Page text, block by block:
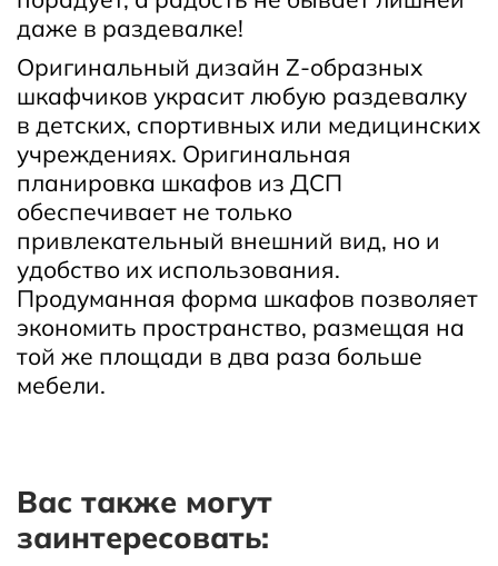
даже в раздевалке!
Оригинальный дизайн Z-образных
шкафчиков украсит любую раздевалку
в детских, спортивных или медицинских
учреждениях. Оригинальная
планировка шкафов из ДСП
обеспечивает не только
привлекательный внешний вид, но и
удобство их использования.
Продуманная форма шкафов позволяет
экономить пространство, размещая на
той же площади в два раза больше
мебели.
Вас также могут
заинтересовать: